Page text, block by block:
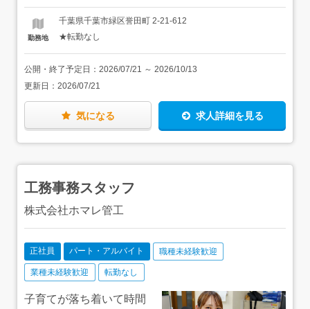
資格である給水装置工事主任技術者や管工事施工管理技士
（1級、2級）などの取得も目指していけます。資格に応じ
て月1万円～2万円の手当もありますし、自信にもつながり
ますよ。＜将来のキャリアパス＞希望に応じて、施工管理
へのキャリアアップも可能です。もちろん「現場の仕事を
勤務地
千葉県千葉市緑区誉田町 2-21-612
★転勤なし
公開・終了予定日： 2026/07/21 ～ 2026/10/13
更新日： 2026/07/21
気になる 求人詳細を見る
工務事務スタッフ
株式会社ホマレ管工
正社員 パート・アルバイト 職種未経験歓迎
業種未経験歓迎 転勤なし
子育てが落ち着いて時間